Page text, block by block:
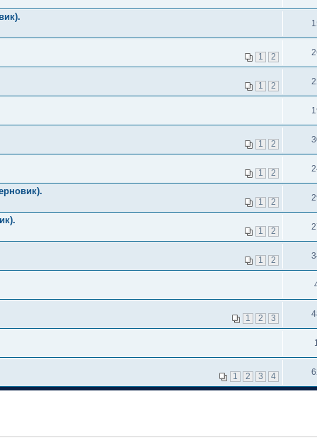
1 2
1 2
1 2
1 2
1 2
1 2
1 2
1 2 3
1 2 3 4